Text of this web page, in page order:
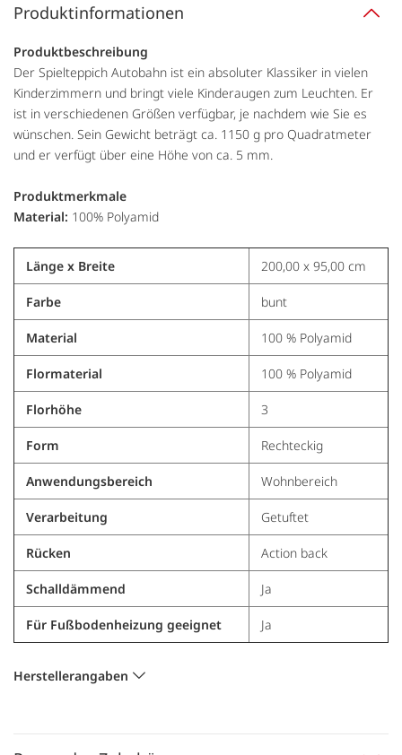
Produktinformationen
Produktbeschreibung
Der Spielteppich Autobahn ist ein absoluter Klassiker in vielen
Kinderzimmern und bringt viele Kinderaugen zum Leuchten. Er
ist in verschiedenen Größen verfügbar, je nachdem wie Sie es
wünschen. Sein Gewicht beträgt ca. 1150 g pro Quadratmeter
und er verfügt über eine Höhe von ca. 5 mm.
Produktmerkmale
Material: 100% Polyamid
Länge x Breite 200,00 x 95,00 cm
Farbe bunt
Material 100 % Polyamid
Flormaterial 100 % Polyamid
Florhöhe 3
Form Rechteckig
Anwendungsbereich Wohnbereich
Verarbeitung Getuftet
Rücken Action back
Schalldämmend Ja
Für Fußbodenheizung geeignet Ja
Herstellerangaben